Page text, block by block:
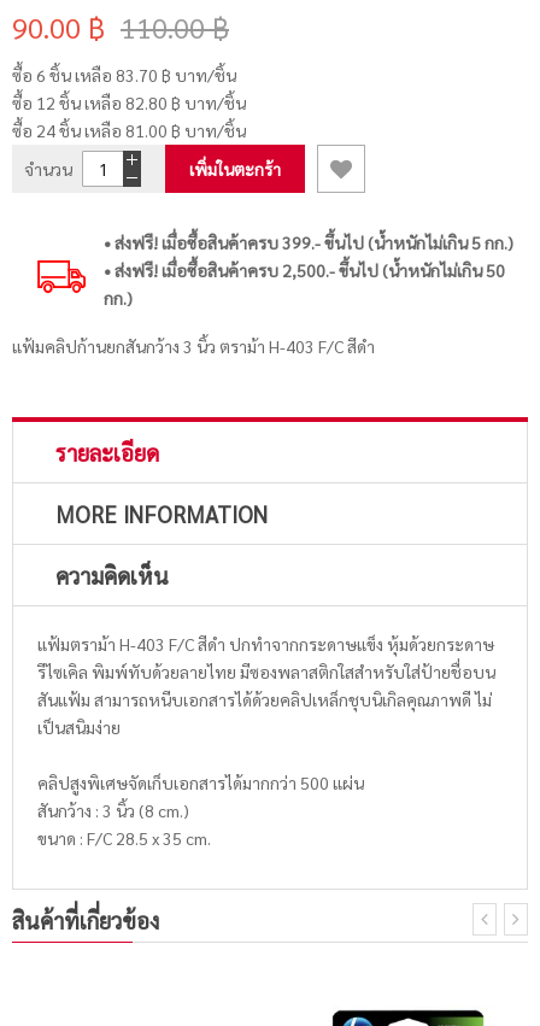
90.00 ฿ 110.00 ฿
ซื้อ 6 ชิ้น เหลือ 83.70 ฿ บาท/ชิ้น
ซื้อ 12 ชิ้น เหลือ 82.80 ฿ บาท/ชิ้น
ซื้อ 24 ชิ้น เหลือ 81.00 ฿ บาท/ชิ้น
จำนวน
เพิ่มในตะกร้า
• ส่งฟรี! เมื่อซื้อสินค้าครบ 399.- ขึ้นไป (น้ำหนักไม่เกิน 5 กก.)
• ส่งฟรี! เมื่อซื้อสินค้าครบ 2,500.- ขึ้นไป (น้ำหนักไม่เกิน 50
กก.)
แฟ้มคลิปก้านยกสันกว้าง 3 นิ้ว ตราม้า H-403 F/C สีดำ
รายละเอียด
MORE INFORMATION
ความคิดเห็น
แฟ้มตราม้า H-403 F/C สีดำ ปกทำจากกระดาษแข็ง หุ้มด้วยกระดาษ
รีไซเคิล พิมพ์ทับด้วยลายไทย มีซองพลาสติกใสสำหรับใส่ป้ายชื่อบน
สันแฟ้ม สามารถหนีบเอกสารได้ด้วยคลิปเหล็กชุบนิเกิลคุณภาพดี ไม่
เป็นสนิมง่าย
คลิปสูงพิเศษจัดเก็บเอกสารได้มากกว่า 500 แผ่น
สันกว้าง : 3 นิ้ว (8 cm.)
ขนาด : F/C 28.5 x 35 cm.
สินค้าที่เกี่ยวข้อง